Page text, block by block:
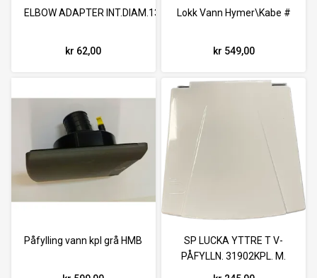
ELBOW ADAPTER INT.DIAM.13MM AQUA 8 FIAMMA
kr 62,00
Lokk Vann Hymer\Kabe #
kr 549,00
Påfylling vann kpl grå HMB
SP LUCKA YTTRE T V-
PÅFYLLN. 31902KPL. M.